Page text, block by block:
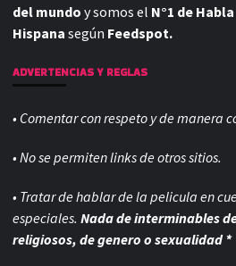
del mundo y somos el N°1 de Habla
Hispana según Feedspot.
ADVERTENCIAS Y REGLAS
• Comentar con respeto y de manera
• No se permiten links de otros sitios.
• Tratar de hablar de la pelicula en
especiales. Nada de interminables
religiosos, de genero o sexualidad *